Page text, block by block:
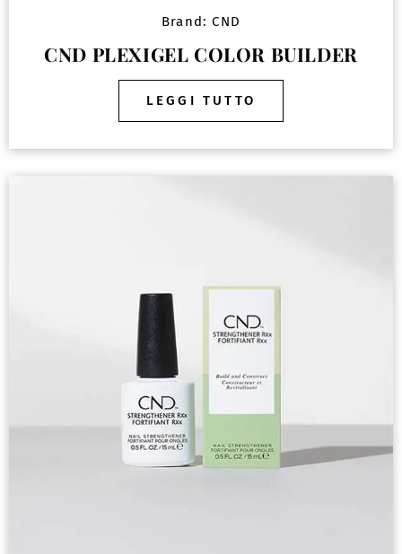
Brand: CND
CND PLEXIGEL COLOR BUILDER
LEGGI TUTTO